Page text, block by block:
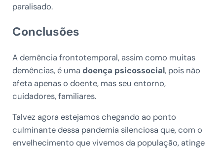
paralisado.
Conclusões
A demência frontotemporal, assim como muitas
demências, é uma doença psicossocial, pois não
afeta apenas o doente, mas seu entorno,
cuidadores, familiares.
Talvez agora estejamos chegando ao ponto
culminante dessa pandemia silenciosa que, com o
envelhecimento que vivemos da população, atinge